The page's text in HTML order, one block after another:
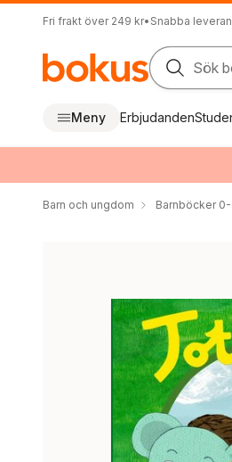
Fri frakt över 249 kr• Snabba
Sök
Meny Erbjudanden
Barn och ungdom Barnböcker